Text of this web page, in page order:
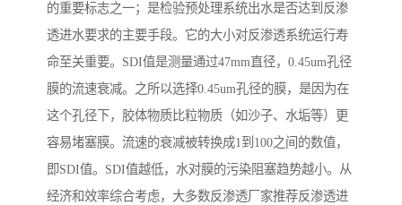
的重要标志之一；是检验预处理系统出水是否达到反渗
透进水要求的主要手段。它的大小对反渗透系统运行寿
命至关重要。SDI值是测量通过47mm直径，0.45um孔径
膜的流速衰减。之所以选择0.45um孔径的膜，是因为在
这个孔径下，胶体物质比粒物质（如沙子、水垢等）更
容易堵塞膜。流速的衰减被转换成1到100之间的数值，
即SDI值。SDI值越低，水对膜的污染阻塞趋势越小。从
经济和效率综合考虑，大多数反渗透厂家推荐反渗透进